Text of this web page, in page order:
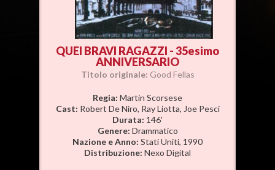
QUEI BRAVI RAGAZZI - 35esimo
ANNIVERSARIO
Titolo originale: Good Fellas
Regia: Martin Scorsese
Cast: Robert De Niro, Ray Liotta, Joe Pesci
Durata: 146'
Genere: Drammatico
Nazione e Anno: Stati Uniti, 1990
Distribuzione: Nexo Digital